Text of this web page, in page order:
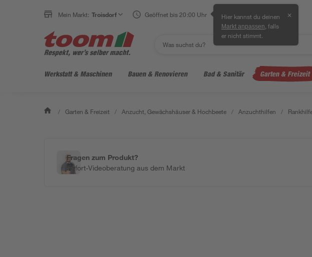
Mein Markt: Troisdorf Geöffnet bis 20:00 Uhr Hier kannst du deinen
Markt anpassen , falls
er nicht stimmt.
✕
Werkstatt & Maschinen Bauen & Renovieren Bad & Sanitär Garten & Freizeit
/ Garten & Freizeit / Anzucht, Gewächshäuser & Hochbeete / Anzuchthilfen /
Fragen zum Produkt?
Sofort-Videoberatung aus dem Markt